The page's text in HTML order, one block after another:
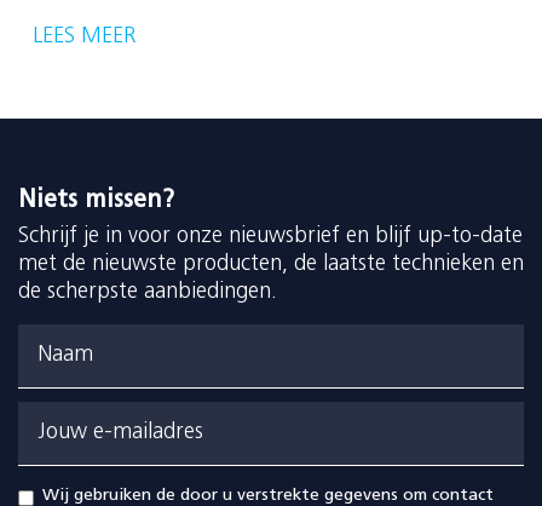
LEES MEER
Niets missen?
Schrijf je in voor onze nieuwsbrief en blijf up-to-date
met de nieuwste producten, de laatste technieken en
de scherpste aanbiedingen.
Naam
Jouw e-mailadres
Wij gebruiken de door u verstrekte gegevens om contact